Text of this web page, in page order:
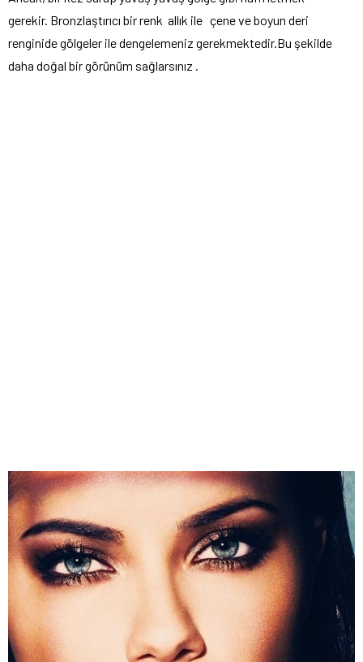
gerekir. Bronzlaştırıcı bir renk allık ile çene ve boyun deri
renginide gölgeler ile dengelemeniz gerekmektedir.Bu şekilde
daha doğal bir görünüm sağlarsınız .